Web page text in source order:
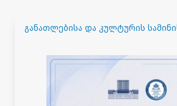
განათლებისა და კულტურის